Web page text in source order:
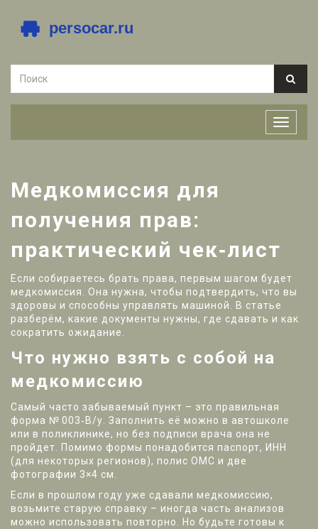
Медкомиссия для
получения прав:
практический чек‑лист
Если собираетесь брать права, первым шагом будет
медкомиссия. Она нужна, чтобы подтвердить, что вы
здоровы и способны управлять машиной. В статье
разберём, какие документы нужны, где сдавать и как
сократить ожидание.
Что нужно взять с собой на
медкомиссию
Самый часто забываемый пункт – это правильная
форма № 003‑В/у. Заполнить её можно в автошколе
или в поликлинике, но без подписи врача она не
пройдет. Помимо формы понадобится паспорт, ИНН
(для некоторых регионов), полис ОМС и две
фотографии 3×4 см.
Если в прошлом году уже сдавали медкомиссию,
возьмите старую справку – иногда часть анализов
можно использовать повторно. Но будьте готовы к